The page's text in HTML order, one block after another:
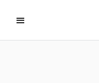
ראשי